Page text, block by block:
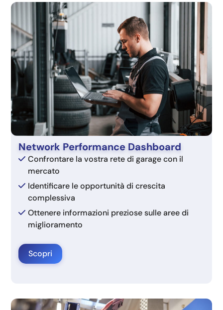
Network Performance Dashboard
Confrontare la vostra rete di garage con il
mercato
Identificare le opportunità di crescita
complessiva
Ottenere informazioni preziose sulle aree di
miglioramento
Scopri